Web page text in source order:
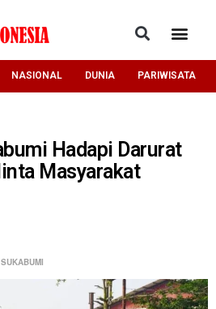
NASIONAL DUNIA PARIWISATA
Hadapi Darurat
Masyarakat
SUKABUMI